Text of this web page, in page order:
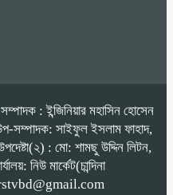
: ইন্জিনিয়ার মহাসিন হোসেন
উপ-সম্পাদক: সাইফুল ইসলাম ফাহাদ,
: মো: শামছু উদ্দিন লিটন,
নিউ মার্কেট(চান্দিনা